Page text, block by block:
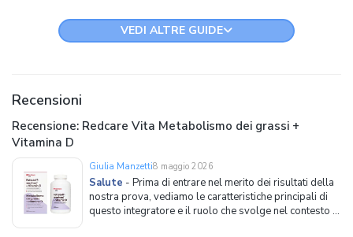
generale, uno stile di vita molto sedentario. Se
VEDI ALTRE GUIDE
Recensioni
Recensione: Redcare Vita Metabolismo dei grassi +
Vitamina D
Giulia Manzetti8 maggio 2026
Salute - Prima di entrare nel merito dei risultati della
nostra prova, vediamo le caratteristiche principali di
questo integratore e il ruolo che svolge nel contesto di